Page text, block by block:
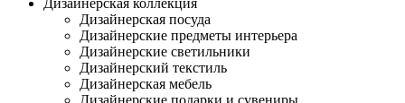
Дизайнерская коллекция
Дизайнерская посуда
Дизайнерские предметы интерьера
Дизайнерские светильники
Дизайнерский текстиль
Дизайнерская мебель
Дизайнерские подарки и сувениры